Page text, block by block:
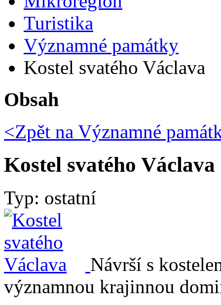
Turistika
Významné památky
Kostel svatého Václava
Obsah
<Zpět na Významné
Kostel svatého Václava
Typ: ostatní
Návrší s
významnou krajinnou